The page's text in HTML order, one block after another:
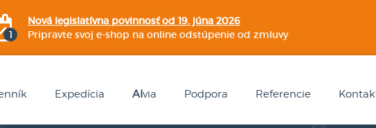
Nová legislatívna povinnosť od 19. júna 2026
Pripravte svoj e-shop na online odstúpenie od zmluvy
Expedícia AIvia Podpora Referencie